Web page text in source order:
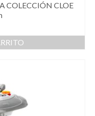
COLECCIÓN CLOE